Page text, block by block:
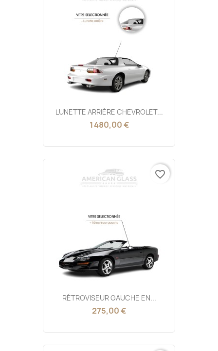
LUNETTE ARRIÈRE CHEVROLET...
1 480,00 €
RÉTROVISEUR GAUCHE EN...
275,00 €
favorite_border